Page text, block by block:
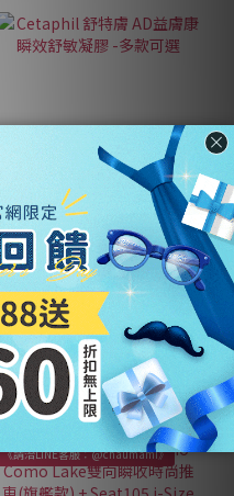
Cetaphil 舒特膚 AD益膚康
瞬效舒敏凝膠 -多款可選
NT$712 ~ NT$1,330
NT$1,780
《請洽LINE客服：@chaumami》